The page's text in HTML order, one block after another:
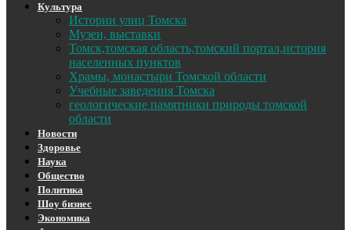
Культура
Истории улиц Томска
Музеи, выставки
Томск,томская область,томский портал,история
населенных пунктов
Храмы, монастыри Томской области
Учебные заведения Томска
геологические памятники природы томской
области
Новости
Здоровье
Наука
Общество
Политика
Шоу бизнес
Экономика